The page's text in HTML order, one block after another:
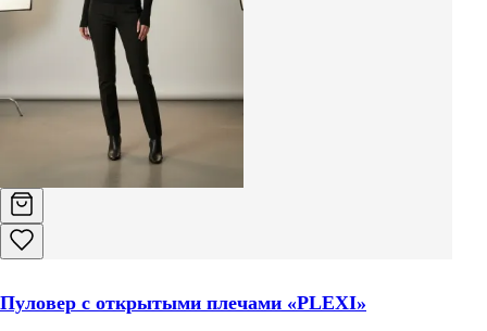
Пуловер с открытыми плечами «PLEXI»